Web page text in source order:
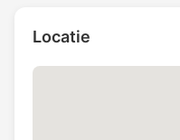
Locatie